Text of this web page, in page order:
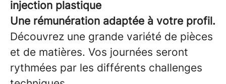
injection plastique
Une rémunération adaptée à votre profil.
Découvrez une grande variété de pièces
et de matières. Vos journées seront
rythmées par les différents challenges